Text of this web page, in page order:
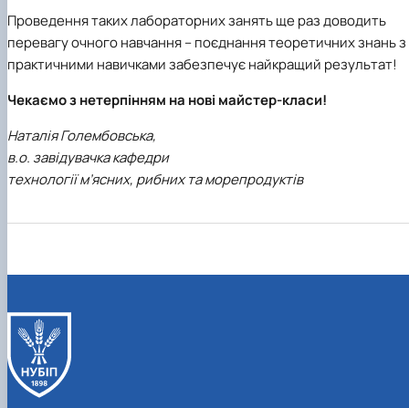
Проведення таких лабораторних занять ще раз доводить
перевагу очного навчання – поєднання теоретичних знань з
практичними навичками забезпечує найкращий результат!
Чекаємо з нетерпінням на нові майстер-класи!
Наталія Голембовська,
в.о. завідувачка кафедри
технології м’ясних, рибних та морепродуктів